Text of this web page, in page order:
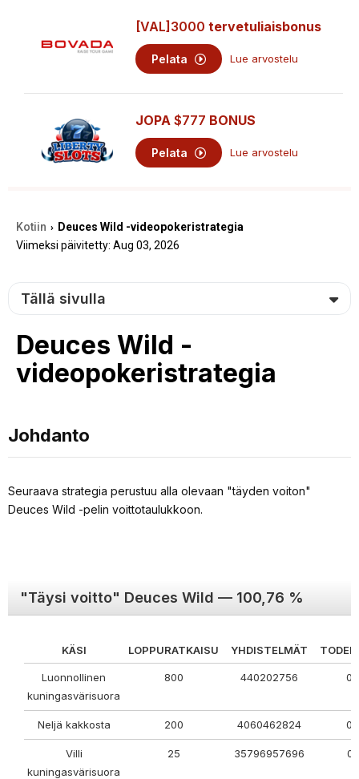
[VAL]3000 tervetuliaisbonus
Pelata Lue arvostelu
JOPA$777 BONUS
Pelata Lue arvostelu
Kotiin › Deuces Wild -videopokeristrategia
Viimeksi päivitetty: Aug 03, 2026
Tällä sivulla
Deuces Wild -
videopokeristrategia
Johdanto
Seuraava strategia perustuu alla olevaan "täyden voiton"
Deuces Wild -pelin voittotaulukkoon.
"Täysi voitto" Deuces Wild — 100,76 %
KÄSI LOPPURATKAISU YHDISTELMÄT
Luonnollinen
kuningasvärisuora
800 440202756
Neljä kakkosta 200 4060462824
Villi
kuningasvärisuora
25 35796957696